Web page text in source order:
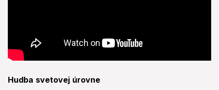
Hudba svetovej úrovne